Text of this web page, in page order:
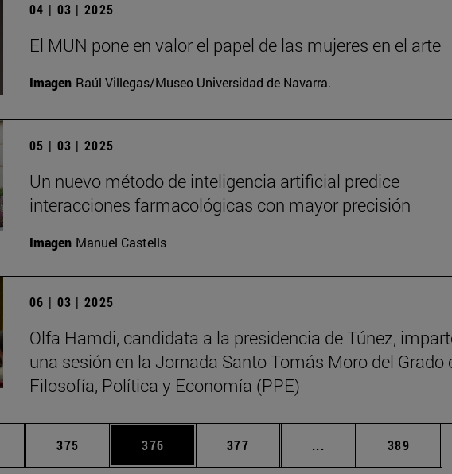
04 | 03 | 2025
El MUN pone en valor el papel de las mujeres en el arte
Imagen Raúl Villegas/Museo Universidad de Navarra.
05 | 03 | 2025
Un nuevo método de inteligencia artificial predice
interacciones farmacológicas con mayor precisión
Imagen Manuel Castells
06 | 03 | 2025
Olfa Hamdi, candidata a la presidencia de Túnez,
una sesión en la Jornada Santo Tomás Moro del Grado
Filosofía, Política y Economía (PPE)
Páginas intermedias Use TAB para desplazarse.
Página
375 Página
376 Página
377 ... Páginas intermedias
Página
389